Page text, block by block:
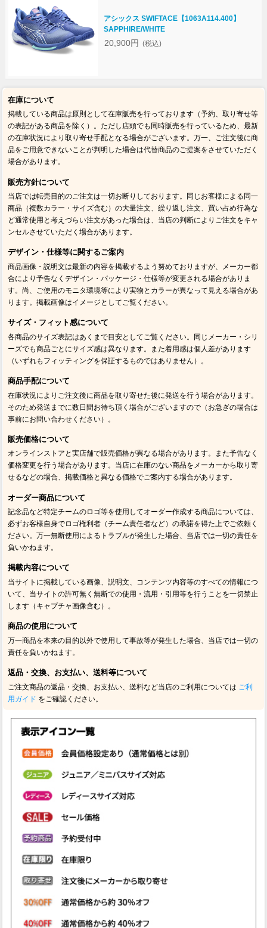
アシックス SWIFTACE【1063A114.400】
SAPPHIRE/WHITE
20,900円 (税込)
在庫について
掲載している商品は原則として在庫販売を行っております（予約、取り寄せ等
の表記がある商品を除く）。ただし店頭でも同時販売を行っているため、最新
の在庫状況により取り寄せ手配となる場合がございます。万一、ご注文後に商
品をご用意できないことが判明した場合は代替商品のご提案をさせていただく
場合があります。
販売方針について
当店では転売目的のご注文は一切お断りしております。同じお客様による同一
商品（複数カラー・サイズ含む）の大量注文、繰り返し注文、買い占め行為な
ど通常使用と考えづらい注文があった場合は、当店の判断によりご注文をキャ
ンセルさせていただく場合があります。
デザイン・仕様等に関するご案内
商品画像・説明文は最新の内容を掲載するよう努めておりますが、メーカー都
合により予告なくデザイン・パッケージ・仕様等が変更される場合がありま
す。尚、ご使用のモニタ環境等により実物とカラーが異なって見える場合があ
ります。掲載画像はイメージとしてご覧ください。
サイズ・フィット感について
各商品のサイズ表記はあくまで目安としてご覧ください。同じメーカー・シリ
ーズでも商品ごとにサイズ感は異なります。また着用感は個人差があります
（いずれもフィッティングを保証するものではありません）。
商品手配について
在庫状況によりご注文後に商品を取り寄せた後に発送を行う場合があります。
そのため発送までに数日間お待ち頂く場合がございますので（お急ぎの場合は
事前にお問い合わせください）。
販売価格について
オンラインストアと実店舗で販売価格が異なる場合があります。また予告なく
価格変更を行う場合があります。当店に在庫のない商品をメーカーから取り寄
せるなどの場合、掲載価格と異なる価格でご案内する場合があります。
オーダー商品について
記念品など特定チームのロゴ等を使用してオーダー作成する商品については、
必ずお客様自身でロゴ権利者（チーム責任者など）の承諾を得た上でご依頼く
ださい。万一無断使用によるトラブルが発生した場合、当店では一切の責任を
負いかねます。
掲載内容について
当サイトに掲載している画像、説明文、コンテンツ内容等のすべての情報につ
いて、当サイトの許可無く無断での使用・流用・引用等を行うことを一切禁止
します（キャプチャ画像含む）。
商品の使用について
万一商品を本来の目的以外で使用して事故等が発生した場合、当店では一切の
責任を負いかねます。
返品・交換、お支払い、送料等について
ご注文商品の返品・交換、お支払い、送料など当店のご利用については ご利
用ガイド をご確認ください。